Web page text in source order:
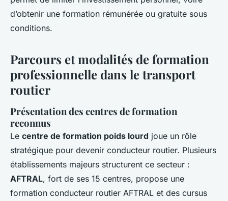
d’obtenir une formation rémunérée ou gratuite sous
conditions.
Parcours et modalités de formation
professionnelle dans le transport
routier
Présentation des centres de formation
reconnus
Le centre de formation poids lourd joue un rôle
stratégique pour devenir conducteur routier. Plusieurs
établissements majeurs structurent ce secteur :
AFTRAL, fort de ses 15 centres, propose une
formation conducteur routier AFTRAL et des cursus